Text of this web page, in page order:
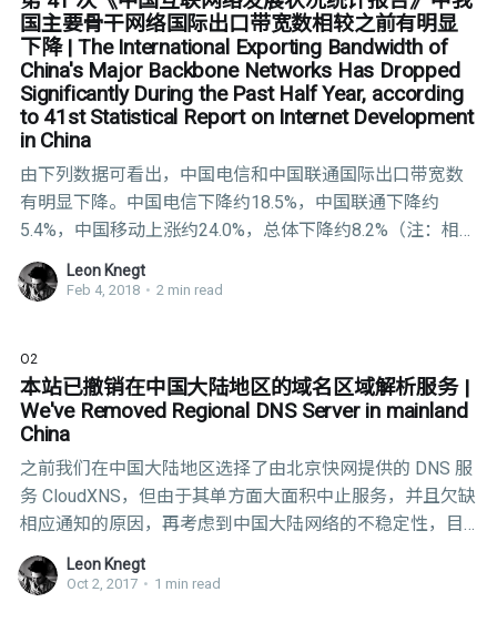
技巧比赛（自由式滑雪）前，
国主要骨干网络国际出口带宽数相较之前有明显
下降 | The International Exporting Bandwidth of
China's Major Backbone Networks Has Dropped
Significantly During the Past Half Year, according
to 41st Statistical Report on Internet Development
in China
由下列数据可看出，中国电信和中国联通国际出口带宽数
有明显下降。中国电信下降约18.5%，中国联通下降约
5.4%，中国移动上涨约24.0%，总体下降约8.2%（注：相较
第40次统计报告比较）。 第41次（2018/01/31发布）
《中国互联网络发展状况统计报告》中，主要骨干网络国
带宽数如下图： 参考数据来自：中国互联网络信息中心
According to following data, the international exporting
bandwidth of China Telecom (CT) and China Unicom (CU)
Leon Knegt
Feb 4, 2018 • 2 min read
O2
本站已撤销在中国大陆地区的域名区域解析服务 |
We've Removed Regional DNS Server in mainland
China
之前我们在中国大陆地区选择了由北京快网提供的 DNS 服
务 CloudXNS，但由于其单方面大面积中止服务，并且欠缺
相应通知的原因，再考虑到中国大陆网络的不稳定性，目
前我们已经撤销在中国大陆地区的域名区域解析服务（ap-
east-cn.compute.airscr.com）。具体故障情况可访问：
Leon Knegt
Oct 2, 2017 • 1 min read